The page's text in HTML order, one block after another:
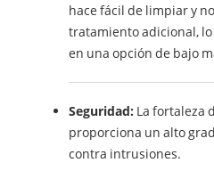
hace fácil de limpiar y
tratamiento adicional,
en una opción de bajo
Seguridad: La fortaleza
proporciona un alto
contra intrusiones.